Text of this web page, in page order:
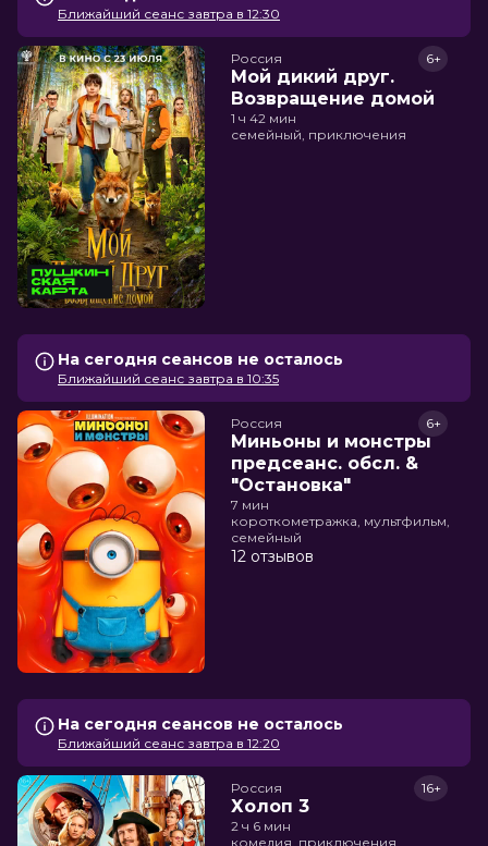
Ближайший сеанс завтра в 12:30
Россия
Мой дикий друг.
Возвращение домой
6+
1 ч 42 мин
семейный, приключения
На сегодня сеансов не осталось
Ближайший сеанс завтра в 10:35
Россия
Миньоны и монстры
предсеанс. обсл. &
"Остановка"
6+
7 мин
короткометражка, мультфильм,
семейный
12 отзывов
На сегодня сеансов не осталось
Ближайший сеанс завтра в 12:20
Россия
Холоп 3
16+
2 ч 6 мин
комедия, приключения